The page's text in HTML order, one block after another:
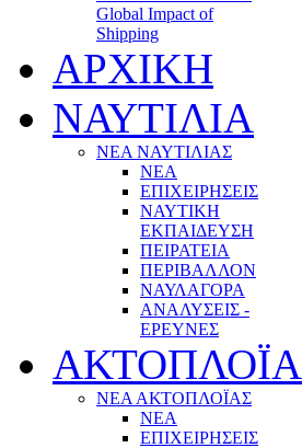
Global Impact of
Shipping
ΑΡΧΙΚΗ
ΝΑΥΤΙΛΙΑ
ΝΕΑ ΝΑΥΤΙΛΙΑΣ
ΝΕΑ
ΕΠΙΧΕΙΡΗΣΕΙΣ
ΝΑΥΤΙΚΗ
ΕΚΠΑΙΔΕΥΣΗ
ΠΕΙΡΑΤΕΙΑ
ΠΕΡΙΒΑΛΛΟΝ
ΝΑΥΛΑΓΟΡΑ
ΑΝΑΛΥΣΕΙΣ -
ΕΡΕΥΝΕΣ
ΑΚΤΟΠΛΟΪΑ
ΝΕΑ ΑΚΤΟΠΛΟΪΑΣ
ΝΕΑ
ΕΠΙΧΕΙΡΗΣΕΙΣ